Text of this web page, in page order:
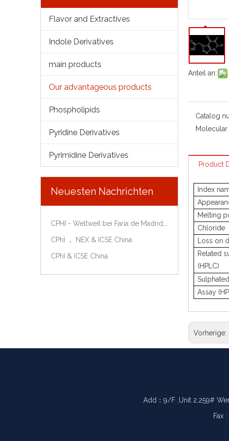
Flavor and Extractives
Indole Derivatives
main products
Our advantageous products
Phospholipids
Pyridine Derivatives
Pyrimidine Derivatives
Neuesten Nachrichten
CPhI ， NEX & ICSE China
CPhI & ICSE China
Anteil an:
Catalog
Product
Index
Melting
Chloride
Loss on
Related
(HPLC)
Assay
Vorherige:
Add：9/F ,Unit 2,259#
Fax :